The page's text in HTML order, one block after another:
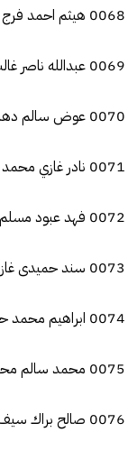
0068 هيثم احمد فرج مبارك
0069 عبدالله ناصر غالب دليم الدوسرى
0070 عوض سالم دهش العازمى
0071 نادر غازي محمد العازمي
0072 فهد عبود مسلم العازمى
0073 سند حميدى غازى الهضيبان
0074 ابراهيم محمد حمد العازمي
0075 محمد سالم محمد العجمى
0076 صالح براك سيف العازمى